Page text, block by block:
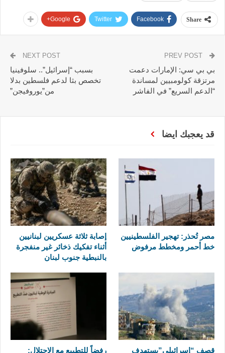
Share
Facebook
Twitter
Google+
بي بي سي: الإمارات دعمت
مرتزقة كولومبيين لمساندة
“الدعم السريع” في الفاشر
NEXT POST
بسبب “إسرائيل”.. سلوفينيا
تخصص بثا لدعم فلسطين بدلا
من”يوروفيجن”
قد يعجبك ايضا
مصر تُحذر: تهجير الفلسطينيين
خط أحمر ومخطط مرفوض
إصابة ثلاثة عسكريين لبنانيين
أثناء تفكيك ذخائر غير منفجرة
بالنبطية جنوب لبنان
قصف “إسرائيلي”يستهدف رفضاً للتطبيع مع الاحتلال: